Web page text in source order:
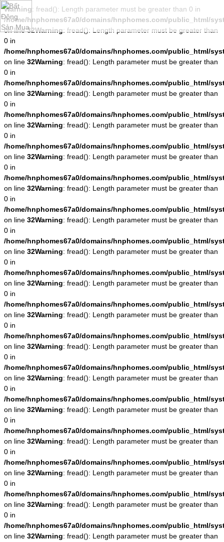
Warning: fread(): Length parameter must be greater than 0 in
/home/hnphomes67a0/domains/hnphomes.com/public_html/
on line32Warning: fread(): Length parameter must be greater than
0 in
/home/hnphomes67a0/domains/hnphomes.com/public_html/
on line 32Warning: fread(): Length parameter must be greater than
0 in
/home/hnphomes67a0/domains/hnphomes.com/public_html/
on line 32Warning: fread(): Length parameter must be greater than
0 in
/home/hnphomes67a0/domains/hnphomes.com/public_html/
on line 32Warning: fread(): Length parameter must be greater than
0 in
/home/hnphomes67a0/domains/hnphomes.com/public_html/
on line 32Warning: fread(): Length parameter must be greater than
0 in
/home/hnphomes67a0/domains/hnphomes.com/public_html/
on line 32Warning: fread(): Length parameter must be greater than
0 in
/home/hnphomes67a0/domains/hnphomes.com/public_html/
on line 32Warning: fread(): Length parameter must be greater than
0 in
/home/hnphomes67a0/domains/hnphomes.com/public_html/
on line 32Warning: fread(): Length parameter must be greater than
0 in
/home/hnphomes67a0/domains/hnphomes.com/public_html/
on line 32Warning: fread(): Length parameter must be greater than
0 in
/home/hnphomes67a0/domains/hnphomes.com/public_html/
on line 32Warning: fread(): Length parameter must be greater than
0 in
/home/hnphomes67a0/domains/hnphomes.com/public_html/
on line 32Warning: fread(): Length parameter must be greater than
0 in
/home/hnphomes67a0/domains/hnphomes.com/public_html/
on line 32Warning: fread(): Length parameter must be greater than
0 in
/home/hnphomes67a0/domains/hnphomes.com/public_html/
on line 32Warning: fread(): Length parameter must be greater than
0 in
/home/hnphomes67a0/domains/hnphomes.com/public_html/
on line 32Warning: fread(): Length parameter must be greater than
0 in
/home/hnphomes67a0/domains/hnphomes.com/public_html/
on line 32Warning: fread(): Length parameter must be greater than
0 in
/home/hnphomes67a0/domains/hnphomes.com/public_html/
on line 32Warning: fread(): Length parameter must be greater than
0 in
/home/hnphomes67a0/domains/hnphomes.com/public_html/
on line 32Warning: fread(): Length parameter must be greater than